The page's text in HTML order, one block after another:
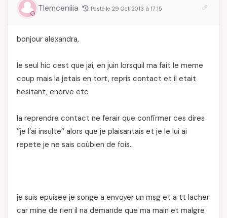
Tlemceniiia Posté le 29 Oct 2013 à 17:15
bonjour alexandra,
le seul hic cest que jai, en juin lorsquil ma fait le meme
coup mais la jetais en tort, repris contact et il etait
hesitant, enerve etc
la reprendre contact ne ferair que confirmer ces dires
’’je l’ai insulte’’ alors que je plaisantais et je le lui ai
repete je ne sais coùbien de fois..
je suis epuisee je songe a envoyer un msg et a tt lacher
car mine de rien il na demande que ma main et malgre